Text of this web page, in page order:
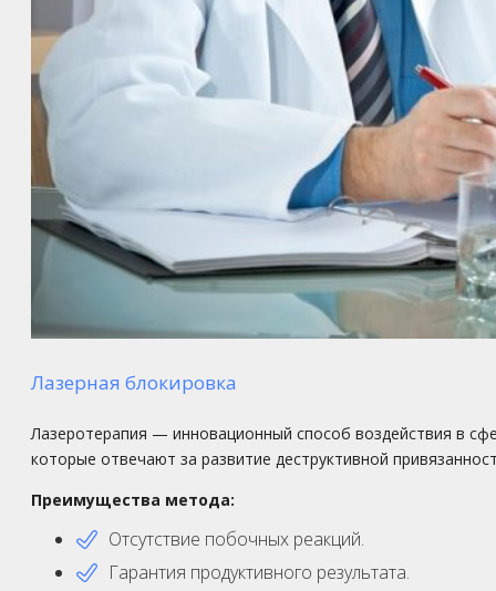
Лазерная блокировка
Лазеротерапия — инновационный способ воздействия в
которые отвечают за развитие деструктивной
Преимущества метода:
Отсутствие побочных реакций.
Гарантия продуктивного результата.